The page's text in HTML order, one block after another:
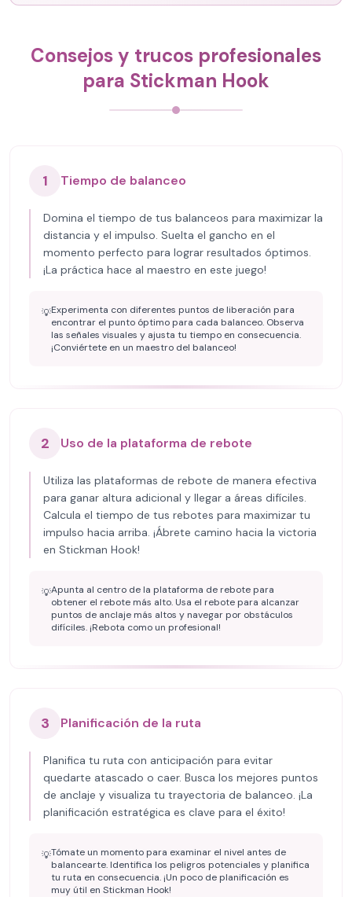
Consejos y trucos profesionales
para Stickman Hook
1 Tiempo de balanceo
Domina el tiempo de tus balanceos para maximizar la
distancia y el impulso. Suelta el gancho en el
momento perfecto para lograr resultados óptimos.
¡La práctica hace al maestro en este juego!
💡Experimenta con diferentes puntos de liberación para
encontrar el punto óptimo para cada balanceo. Observa
las señales visuales y ajusta tu tiempo en consecuencia.
¡Conviértete en un maestro del balanceo!
2 Uso de la plataforma de rebote
Utiliza las plataformas de rebote de manera efectiva
para ganar altura adicional y llegar a áreas difíciles.
Calcula el tiempo de tus rebotes para maximizar tu
impulso hacia arriba. ¡Ábrete camino hacia la victoria
en Stickman Hook!
💡Apunta al centro de la plataforma de rebote para
obtener el rebote más alto. Usa el rebote para alcanzar
puntos de anclaje más altos y navegar por obstáculos
difíciles. ¡Rebota como un profesional!
3 Planificación de la ruta
Planifica tu ruta con anticipación para evitar
quedarte atascado o caer. Busca los mejores puntos
de anclaje y visualiza tu trayectoria de balanceo. ¡La
planificación estratégica es clave para el éxito!
💡Tómate un momento para examinar el nivel antes de
balancearte. Identifica los peligros potenciales y planifica
tu ruta en consecuencia. ¡Un poco de planificación es
muy útil en Stickman Hook!